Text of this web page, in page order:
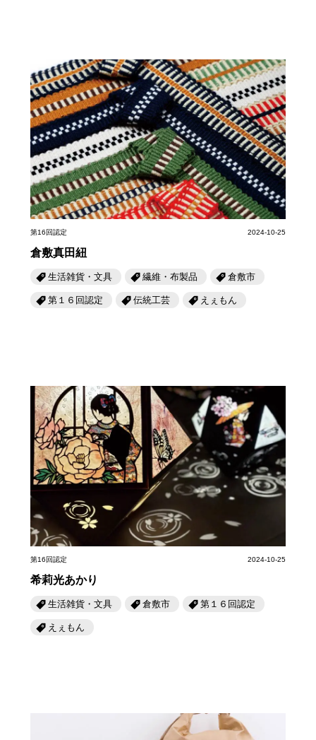
第16回認定 2024-10-25
倉敷真田紐
生活雑貨・文具 繊維・布製品 倉敷市
第１６回認定 伝統工芸 えぇもん
第16回認定 2024-10-25
希莉光あかり
生活雑貨・文具 倉敷市 第１６回認定
えぇもん